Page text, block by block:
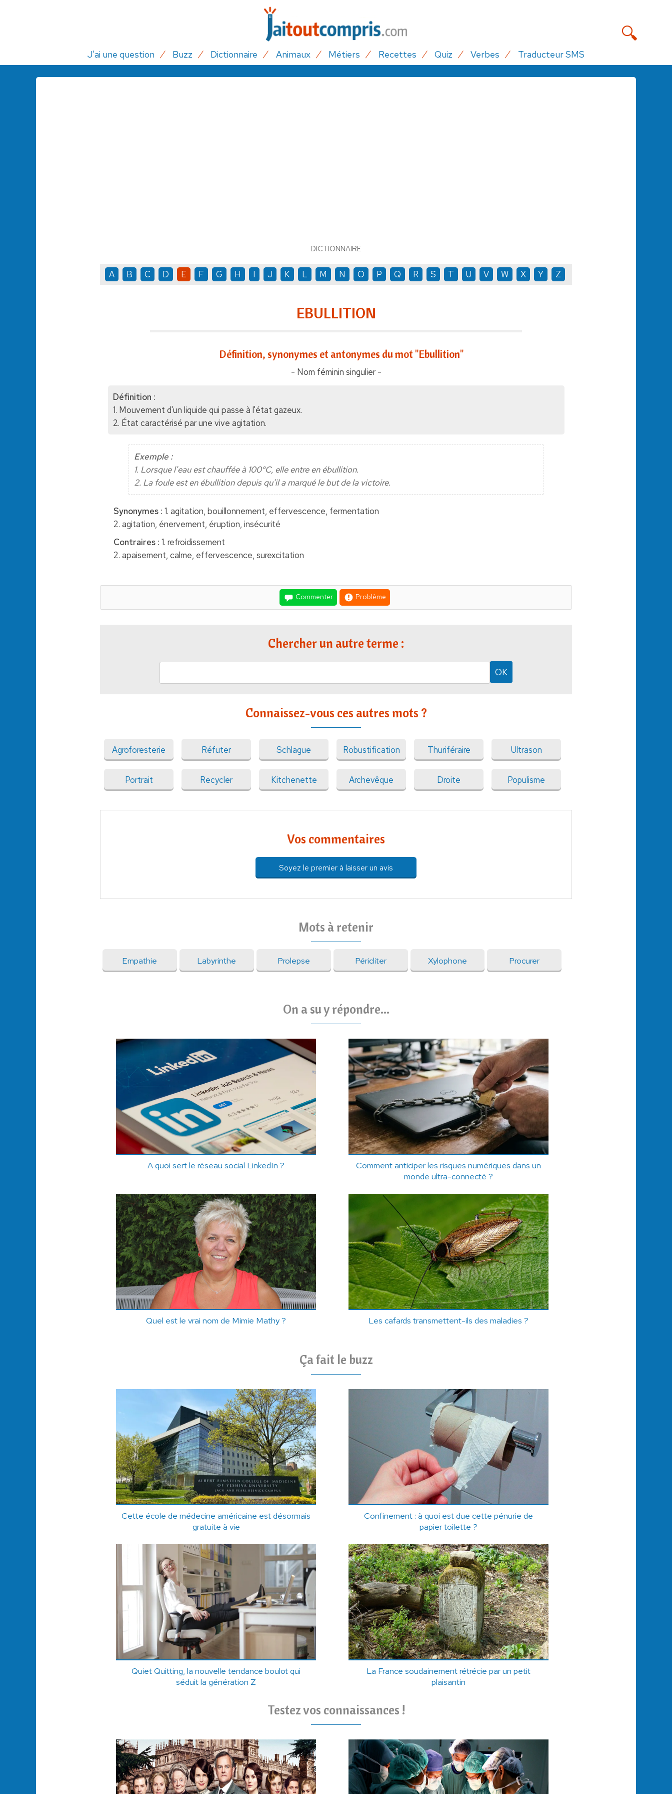
J'ai une question Buzz Dictionnaire Animaux Métiers Recettes Quiz Verbes Traducteur SMS
DICTIONNAIRE
A B C D E F G H I J K L M N O P Q R S T U V W X Y Z
EBULLITION
Définition, synonymes et antonymes du mot "Ebullition"
- Nom féminin singulier -
Définition :
1. Mouvement d'un liquide qui passe à l'état gazeux.
2. État caractérisé par une vive agitation.
Exemple :
1. Lorsque l'eau est chauffée à 100°C, elle entre en ébullition.
2. La foule est en ébullition depuis qu'il a marqué le but de la victoire.
Synonymes : 1. agitation, bouillonnement, effervescence, fermentation
2. agitation, énervement, éruption, insécurité
Contraires : 1. refroidissement
2. apaisement, calme, effervescence, surexcitation
Commenter Problème
Chercher un autre terme :
Connaissez-vous ces autres mots ?
Agroforesterie Réfuter Schlague Robustification Thuriféraire Ultrason
Portrait Recycler Kitchenette Archevêque Droite Populisme
Vos commentaires
Soyez le premier à laisser un avis
Mots à retenir
Empathie Labyrinthe Prolepse Péricliter Xylophone Procurer
On a su y répondre...
A quoi sert le réseau social LinkedIn ?
Comment anticiper les risques numériques dans un
monde ultra-connecté ?
Quel est le vrai nom de Mimie Mathy ? Les cafards transmettent-ils des maladies ?
Ça fait le buzz
Cette école de médecine américaine est désormais
gratuite à vie
Confinement : à quoi est due cette pénurie de
papier toilette ?
Quiet Quitting, la nouvelle tendance boulot qui
séduit la génération Z
La France soudainement rétrécie par un petit
plaisantin
Testez vos connaissances !